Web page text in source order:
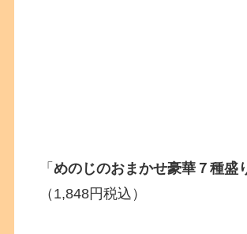
「めのじのおまかせ豪華７種盛
（1,848円税込）⠀